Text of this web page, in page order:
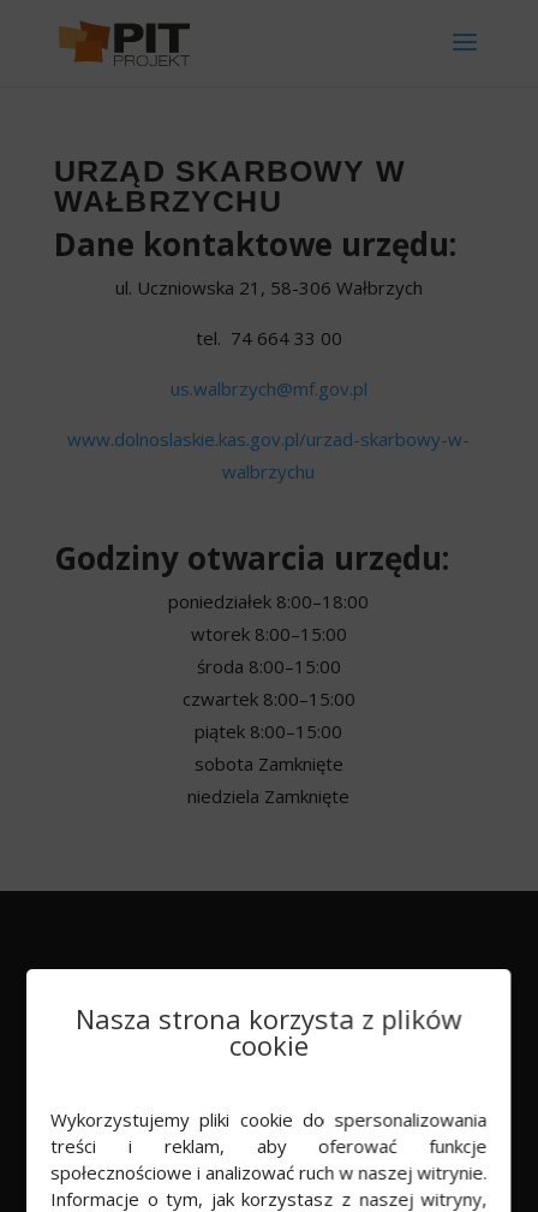
URZĄD SKARBOWY W
WAŁBRZYCHU
Dane kontaktowe urzędu:
ul. Uczniowska 21, 58-306 Wałbrzych
tel. 74 664 33 00
us.walbrzych@mf.gov.pl
www.dolnoslaskie.kas.gov.pl/urzad-skarbowy-w-
walbrzychu
Godziny otwarcia urzędu:
poniedziałek 8:00–18:00
wtorek 8:00–15:00
środa 8:00–15:00
czwartek 8:00–15:00
piątek 8:00–15:00
sobota Zamknięte
niedziela Zamknięte
Program do rozliczania PIT
PITprojekt w chmurze
Nasza strona korzysta z plików
cookie
Wykorzystujemy pliki cookie do spersonalizowania
treści i reklam, aby oferować funkcje
społecznościowe i analizować ruch w naszej witrynie.
Informacje o tym, jak korzystasz z naszej witryny,